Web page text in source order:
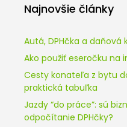
Najnovšie články
Autá, DPHčka a daňová
Ako použiť eseročku
Cesty konateľa z bytu
praktická tabuľka
Jazdy “do práce”: sú
odpočítanie DPHčky?